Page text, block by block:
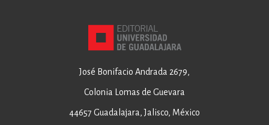
José Bonifacio Andrada 2679,
Colonia Lomas de Guevara
44657 Guadalajara, Jalisco, México